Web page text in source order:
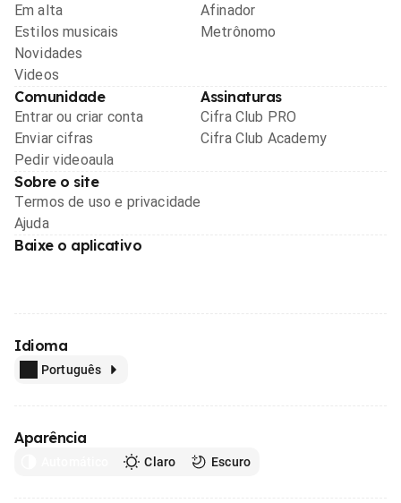
Em alta
Estilos musicais
Novidades
Videos
Afinador
Metrônomo
Comunidade
Entrar ou criar conta
Enviar cifras
Pedir videoaula
Assinaturas
Cifra Club PRO
Cifra Club Academy
Sobre o site
Termos de uso e privacidade
Ajuda
Baixe o aplicativo
Idioma
Português
Aparência
Claro Escuro